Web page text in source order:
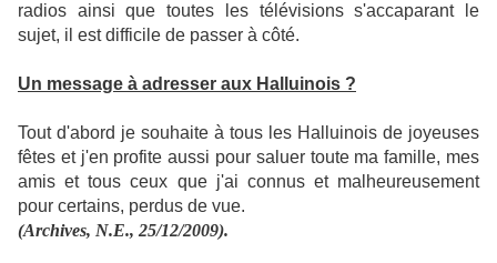
radios ainsi que toutes les télévisions s'accaparant le
sujet, il est difficile de passer à côté.
Un message à adresser aux Halluinois ?
Tout d'abord je souhaite à tous les Halluinois de joyeuses
fêtes et j'en profite aussi pour saluer toute ma famille, mes
amis et tous ceux que j'ai connus et malheureusement
pour certains, perdus de vue.
(Archives, N.E., 25/12/2009).